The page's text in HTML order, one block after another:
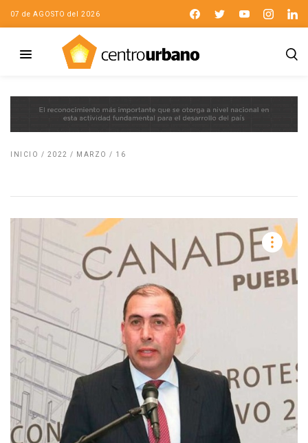
07 de AGOSTO del 2026
INICIO / 2022 / MARZO / 16